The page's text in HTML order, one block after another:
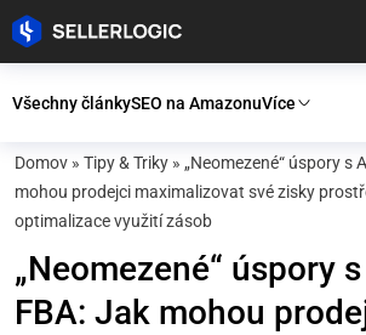
Všechny článkySEO na AmazonuVíce
Domov » Tipy & Triky » „Neomezené“ úspory s
mohou prodejci maximalizovat své zisky
optimalizace využití zásob
„Neomezené“ úspory
FBA: Jak mohou